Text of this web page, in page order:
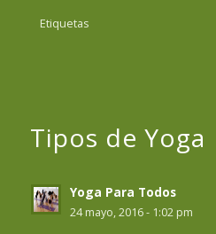
Etiquetas
Tipos de Yoga
Yoga Para Todos
24 mayo, 2016 - 1:02 pm